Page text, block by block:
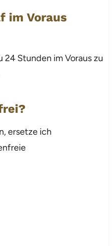
im Voraus
Stunden im Voraus zu
ersetze ich